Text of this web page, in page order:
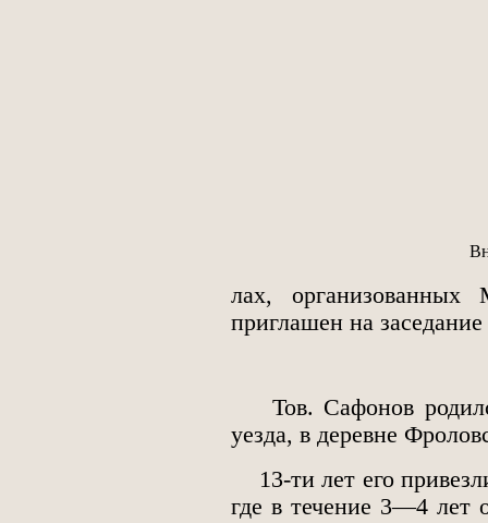
лах,
приглашен на
Тов. Сафонов
уезда, в деревне
13-ти лет его
где в течение 3—4 лет